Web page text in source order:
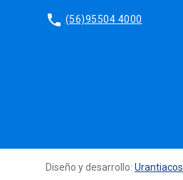
phone (56)95504 4000
Diseño y desarrollo: Urantiacos